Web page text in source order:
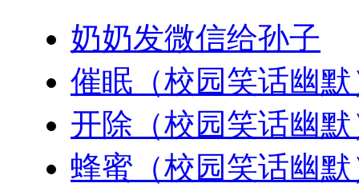
奶奶发微信给孙子
催眠（校园笑话幽默
开除（校园笑话幽默
蜂蜜（校园笑话幽默